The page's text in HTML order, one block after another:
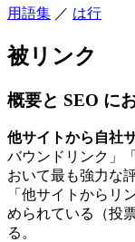
用語集 ／ は行
被リンク
概要と SEO に
他サイトから自社
バウンドリンク」
おいて最も強力な
「他サイトからリ
められている（投
る。